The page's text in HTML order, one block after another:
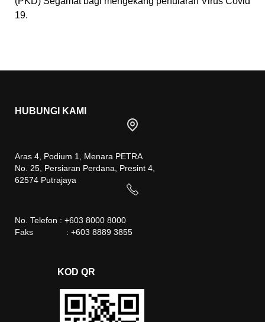
19.
HUBUNGI KAMI
Aras 4, Podium 1, Menara PETRA
No. 25, Persiaran Perdana, Presint 4,
62574 Putrajaya
No. Telefon : +603 8000 8000
Faks : +603 8889 3855
KOD QR